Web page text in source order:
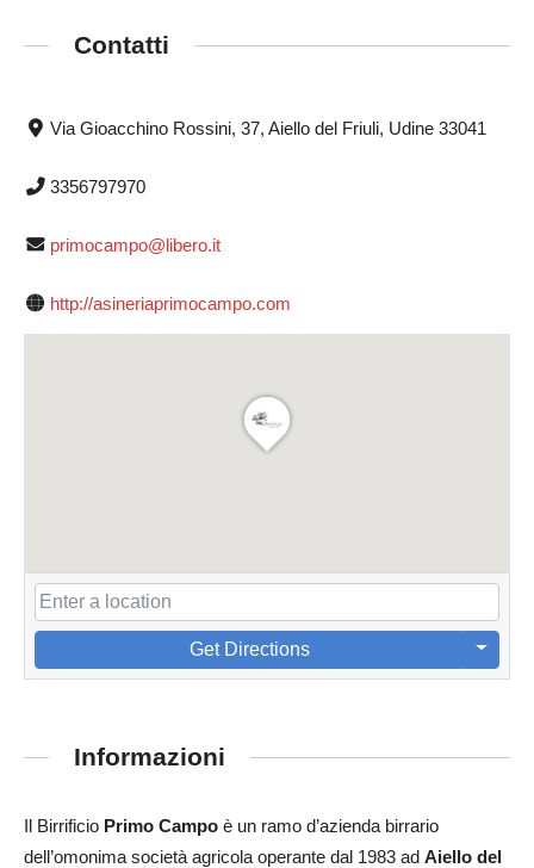
Contatti
Via Gioacchino Rossini, 37, Aiello del Friuli, Udine 33041
3356797970
primocampo@libero.it
http://asineriaprimocampo.com
Get Directions
Informazioni
Il Birrificio Primo Campo è un ramo d’azienda birrario
dell’omonima società agricola operante dal 1983 ad Aiello del